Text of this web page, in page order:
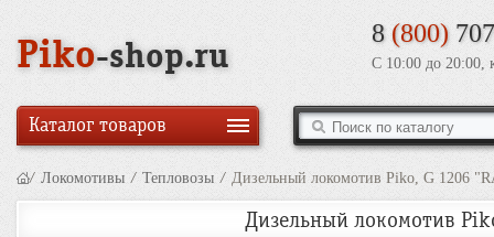
Piko-shop.ru
8 (800)
С 10:00 до 20:00,
Каталог товаров
/ Локомотивы / Тепловозы / Дизельный локомотив Piko, G 1206
Дизельный локомотив